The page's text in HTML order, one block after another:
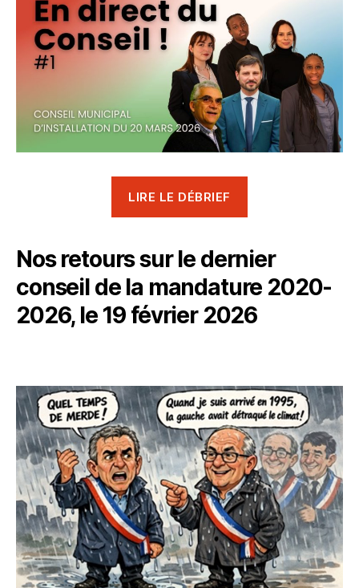
LIRE LE DÉBRIEF
Nos retours sur le dernier
conseil de la mandature 2020-
2026, le 19 février 2026